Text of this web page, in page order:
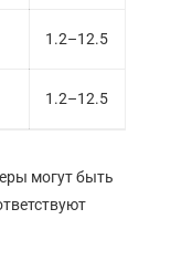
1.2–12.5
1.2–12.5
могут быть